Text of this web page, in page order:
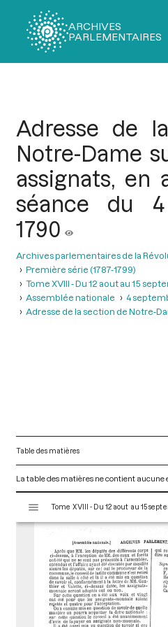
ARCHIVES
PARLEMENTAIRES
Adresse de
Notre-Dame
assignats, en
séance du
1790
Archives parlementaires de la
Première série (1787-1799)
Tome XVIII - Du 12 aout au 15
Assemblée nationale
4
Adresse de la section de Notre-
Table des matières
La table des matières ne contient aucune
s
Tome XVIII - Du 12 aout au 15